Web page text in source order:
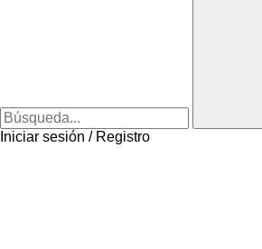
Iniciar sesión / Registro